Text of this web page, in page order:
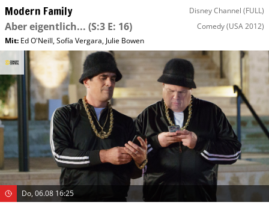
Modern Family Disney Channel (FULL)
Aber eigentlich... (S:3 E: 16) Comedy(USA 2012)
Mit: Ed O'Neill,Sofía Vergara, Julie Bowen
Do, 06.08 16:25